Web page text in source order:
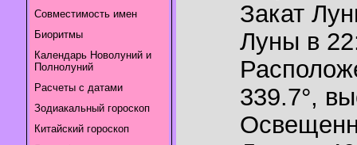
Совместимость имен
Биоритмы
Календарь Новолуний и
Полнолуний
Расчеты с датами
Зодиакальный гороскоп
Китайский гороскоп
Закат
Луны в
339.7°,